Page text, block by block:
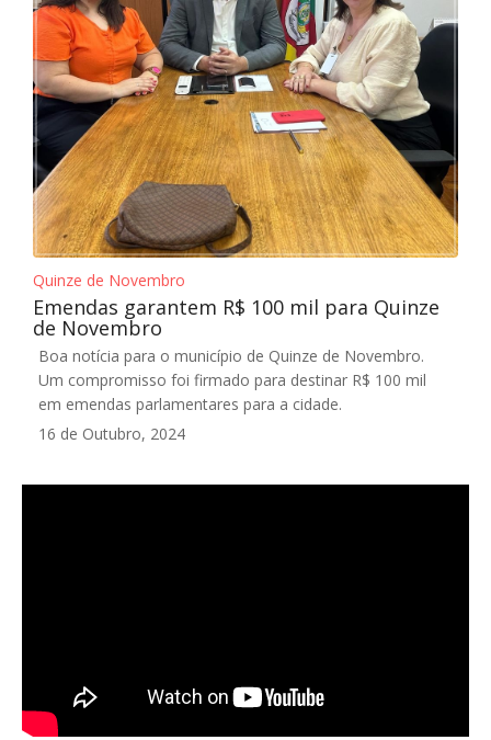
Quinze de Novembro
Emendas garantem R$ 100 mil para Quinze
de Novembro
Boa notícia para o município de Quinze de Novembro.
Um compromisso foi firmado para destinar R$ 100 mil
em emendas parlamentares para a cidade.
16 de Outubro, 2024